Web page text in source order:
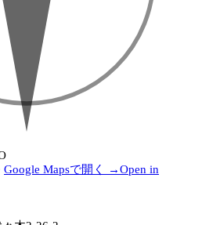
新
宿
店
19:00–
26:00
EBISU
恵
比
·
19:00–
26:00
Google Mapsで開く →Open in